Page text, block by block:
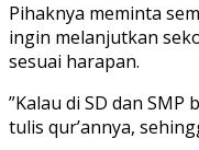
Pihaknya meminta
ingin melanjutkan
sesuai harapan.
”Kalau di SD dan
tulis qur’annya,